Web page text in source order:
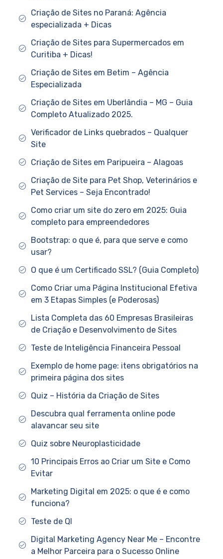
Criação de Sites no Paraná: Agência
especializada + Dicas
Criação de Sites para Supermercados em
Curitiba + Dicas!
Criação de Sites em Betim – Agência
Especializada
Criação de Sites em Uberlândia – MG – Guia
Completo Atualizado 2025.
Verificador de Links quebrados – Qualquer
Site
Criação de Sites em Paripueira – Alagoas
Criação de Site para Pet Shop, Veterinários e
Pet Services – Seja Encontrado!
Como criar um site do zero em 2025: Guia
completo para empreendedores
Bootstrap: o que é, para que serve e como
usar?
O que é um Certificado SSL? (Guia Completo)
Como Criar uma Página Institucional Efetiva
em 3 Etapas Simples (e Poderosas)
Lista Completa das 60 Empresas Brasileiras
de Criação e Desenvolvimento de Sites
Teste de Inteligência Financeira Pessoal
Exemplo de home page: itens obrigatórios na
primeira página dos sites
Quiz – História da Criação de Sites
Descubra qual ferramenta online pode
alavancar seu site
Quiz sobre Neuroplasticidade
10 Principais Erros ao Criar um Site e Como
Evitar
Marketing Digital em 2025: o que é e como
funciona?
Teste de QI
Digital Marketing Agency Near Me – Encontre
a Melhor Parceira para o Sucesso Online